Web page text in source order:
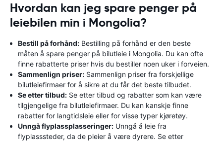
Hvordan kan jeg spare penger på
leiebilen min i Mongolia?
Bestill på forhånd: Bestilling på forhånd er den beste
måten å spare penger på bilutleie i Mongolia. Du kan ofte
finne rabatterte priser hvis du bestiller noen uker i forveien.
Sammenlign priser: Sammenlign priser fra forskjellige
bilutleiefirmaer for å sikre at du får det beste tilbudet.
Se etter tilbud: Se etter tilbud og rabatter som kan være
tilgjengelige fra bilutleiefirmaer. Du kan kanskje finne
rabatter for langtidsleie eller for visse typer kjøretøy.
Unngå flyplassplasseringer: Unngå å leie fra
flyplasssteder, da de pleier å være dyrere. Se etter